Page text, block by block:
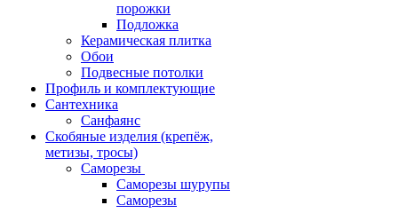
порожки
Подложка
Керамическая плитка
Обои
Подвесные потолки
Профиль и комплектующие
Сантехника
Санфаянс
Скобяные изделия (крепёж,
метизы, тросы)
Саморезы
Саморезы шурупы
Саморезы